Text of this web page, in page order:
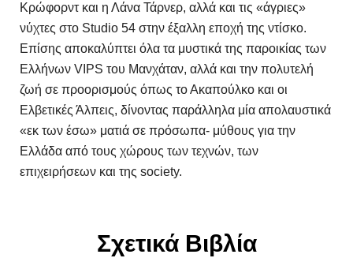
Κρώφορντ και η Λάνα Τάρνερ, αλλά και τις «άγριες»
νύχτες στο Studio 54 στην έξαλλη εποχή της ντίσκο.
Επίσης αποκαλύπτει όλα τα μυστικά της παροικίας των
Ελλήνων VIPS του Μανχάταν, αλλά και την πολυτελή
ζωή σε προορισμούς όπως το Ακαπούλκο και οι
Ελβετικές Άλπεις, δίνοντας παράλληλα μία απολαυστικά
«εκ των έσω» ματιά σε πρόσωπα- μύθους για την
Ελλάδα από τους χώρους των τεχνών, των
επιχειρήσεων και της society.
Σχετικά Βιβλία